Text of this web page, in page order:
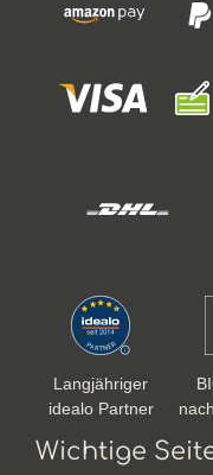
Langjähriger
idealo Partner
Wichtige